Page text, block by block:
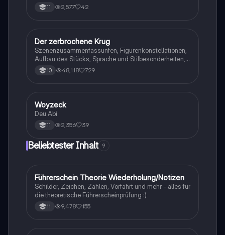
11 2,577 42
Deutsch
Der zerbrochene Krug
Szenenzusammenfassunfen, Figurenkonstellationen,
Aufbau des Stücks, Sprache und Stilbesonderheiten,
Aussageabsicht, Thematik, Interpretation
10 48,118 729
Deutsch
Woyzeck
Deu Abi
11 2,356 39
Beliebtester Inhalt 9
Lerntipps
Führerschein Theorie Wiederholung/Notizen
Schilder, Zeichen, Zahlen, Vorfahrt und mehr - alles für
die theoretische Führerscheinprüfung :)
11 9,478 155